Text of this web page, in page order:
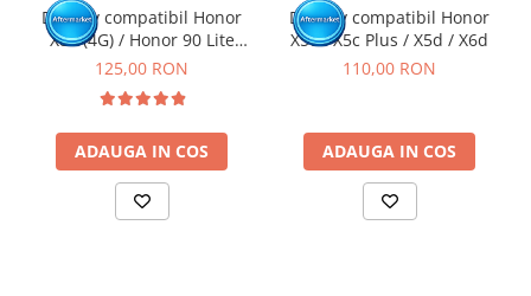
Display compatibil Honor
X8a (4G) / Honor 90 Lite
(5G), Negru - cu Rama
125,00 RON
ADAUGA IN COS
Display compatibil Honor
X5c / X5c Plus / X5d / X6d
110,00 RON
ADAUGA IN COS